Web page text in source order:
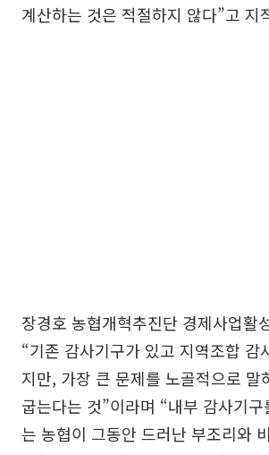
계산하는 것은 적절하지 않다”고 지
장경호 농협개혁추진단 경제사업활
“기존 감사기구가 있고 지역조합 감
지만, 가장 큰 문제를 노골적으로 말
굽는다는 것”이라며 “내부 감사기
는 농협이 그동안 드러난 부조리와